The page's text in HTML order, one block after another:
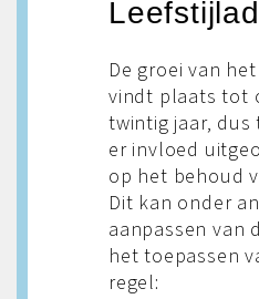
De groei van
vindt plaats tot
twintig jaar,
er invloed
op het behoud
Dit kan onder
aanpassen van
het toepassen
regel: